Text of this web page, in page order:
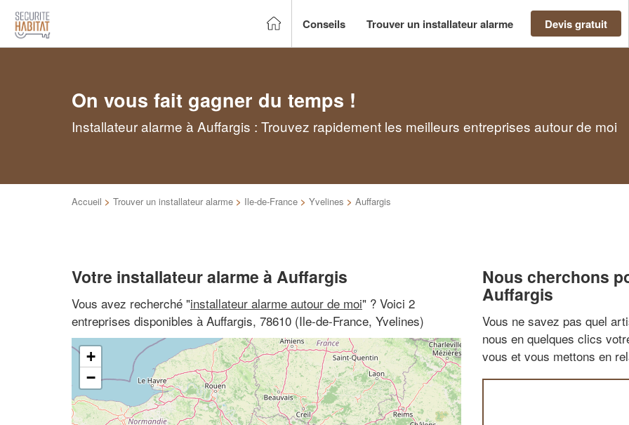
Conseils Trouver un installateur alarme Devis gratuit
On vous fait gagner du temps !
Installateur alarme à Auffargis : Trouvez rapidement les meilleurs entreprises autour de moi
Accueil > Trouver un installateur alarme > Ile-de-France > Yvelines > Auffargis
Votre installateur alarme à Auffargis
Vous avez recherché "installateur alarme autour de moi" ? Voici 2
entreprises disponibles à Auffargis, 78610 (Ile-de-France, Yvelines)
+
−
Nous cherchons
Auffargis
Vous ne savez pas quel
nous en quelques clics
vous et vous mettons en